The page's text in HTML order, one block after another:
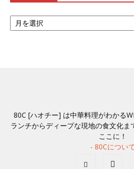
ア
ー
80C [ハオチー] は中華料理がわかる
ランチからディープな現地の食文化
ここに！
- 80Cについ